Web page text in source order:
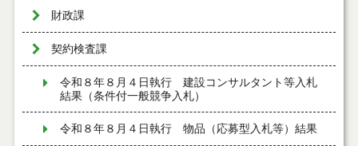
財政課
契約検査課
令和８年８月４日執行 建設コンサルタント等入札
結果（条件付一般競争入札）
令和８年８月４日執行 物品（応募型入札等）結果